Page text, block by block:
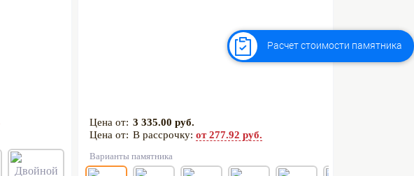
3 335.00 руб.
В рассрочку: от 277.92 руб.
Варианты памятника
Расчет стоимости памятника